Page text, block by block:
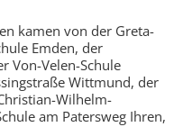
kamen von der Greta-
Emden, der
Von-Velen-Schule
Wittmund, der
Wilhelm-
am Patersweg Ihren,